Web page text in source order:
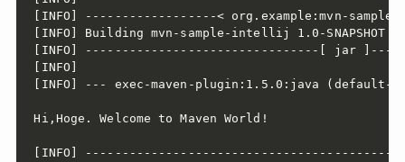
[INFO] ------------------< org.example:mvn-
[INFO] Building mvn-sample-intellij 1.0-SNAPSHOT
[INFO] --------------------------------[ jar
[INFO]
[INFO] --- exec-maven-plugin:1.5.0:java
Hi,Hoge. Welcome to Maven World!
[INFO]